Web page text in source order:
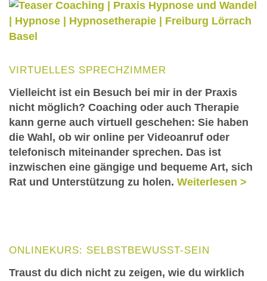
VIRTUELLES SPRECHZIMMER
Vielleicht ist ein Besuch bei mir in der Praxis
nicht möglich? Coaching oder auch Therapie
kann gerne auch virtuell geschehen: Sie haben
die Wahl, ob wir online per Videoanruf oder
telefonisch miteinander sprechen. Das ist
inzwischen eine gängige und bequeme Art, sich
Rat und Unterstützung zu holen. Weiterlesen >
ONLINEKURS: SELBSTBEWUSST-SEIN
Traust du dich nicht zu zeigen, wie du wirklich